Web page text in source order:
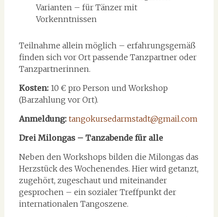
Varianten – für Tänzer mit
Vorkenntnissen
Teilnahme allein möglich – erfahrungsgemäß
finden sich vor Ort passende Tanzpartner oder
Tanzpartnerinnen.
Kosten:10 € pro Person und Workshop
(Barzahlung vor Ort).
Anmeldung: tangokursedarmstadt@gmail.com
Drei Milongas – Tanzabende für alle
Neben den Workshops bilden die Milongas das
Herzstück des Wochenendes. Hier wird getanzt,
zugehört, zugeschaut und miteinander
gesprochen – ein sozialer Treffpunkt der
internationalen Tangoszene.